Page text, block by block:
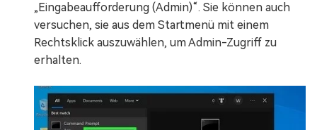
„Eingabeaufforderung (Admin)“. Sie können auch
versuchen, sie aus dem Startmenü mit einem
Rechtsklick auszuwählen, um Admin-Zugriff zu
erhalten.